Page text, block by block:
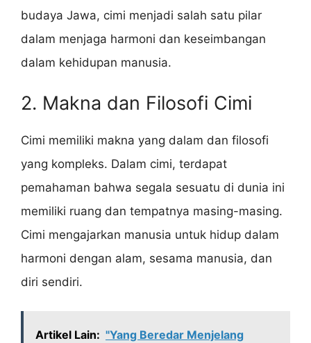
budaya Jawa, cimi menjadi salah satu pilar
dalam menjaga harmoni dan keseimbangan
dalam kehidupan manusia.
2. Makna dan Filosofi Cimi
Cimi memiliki makna yang dalam dan filosofi
yang kompleks. Dalam cimi, terdapat
pemahaman bahwa segala sesuatu di dunia ini
memiliki ruang dan tempatnya masing-masing.
Cimi mengajarkan manusia untuk hidup dalam
harmoni dengan alam, sesama manusia, dan
diri sendiri.
Artikel Lain: "Yang Beredar Menjelang